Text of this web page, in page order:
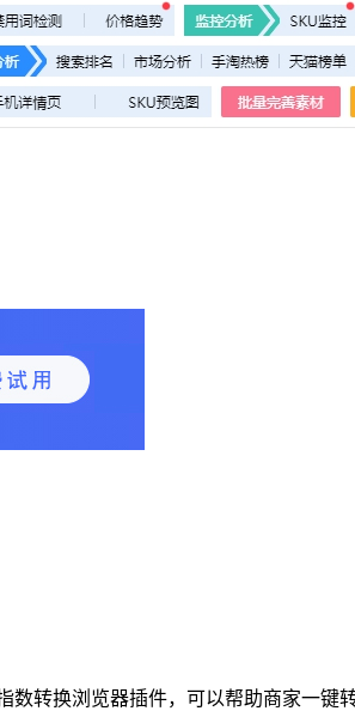
数转换浏览器插件，可以帮助商家一键